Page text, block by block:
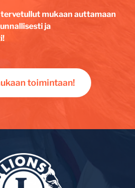
mukaan auttamaan
ja
toimintaan!